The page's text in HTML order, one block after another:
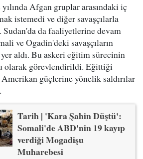
Afgan gruplar arasındaki iç
istemedi ve diğer savaşçılarla
da faaliyetlerine devam
ve Ogadin'deki savaşçıların
aldı. Bu askeri eğitim sürecinin
olarak görevlendirildi. Eğittiği
Amerikan güçlerine yönelik saldırılar
Tarih | 'Kara Şahin Düştü':
Somali'de ABD'nin 19 kayıp
verdiği Mogadişu
Muharebesi